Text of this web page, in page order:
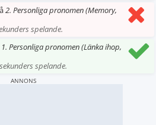
2. Personliga pronomen (Memory,
spelande.
1. Personliga pronomen (Länka ihop,
spelande.
ANNONS